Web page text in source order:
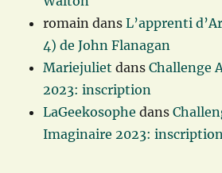
romain dansL’apprenti
4) de John Flanagan
Mariejuliet dansChallenge
2023: inscription
LaGeekosophe dans
Imaginaire 2023: